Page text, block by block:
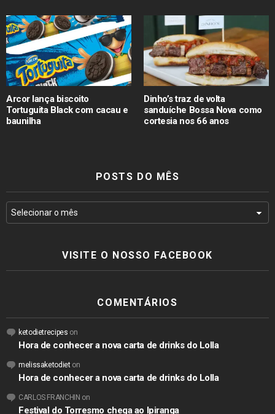
Arcor lança biscoito
Tortuguita Black com cacau e
baunilha
Dinho’s traz de volta
sanduíche Bossa Nova como
cortesia nos 66 anos
POSTS DO MÊS
VISITE O NOSSO FACEBOOK
COMENTÁRIOS
ketodietrecipes on
Hora de conhecer a nova carta de drinks do Lolla
melissaketodieton
Hora de conhecer a nova carta de drinks do Lolla
CARLOS FRANCHIN on
Festival do Torresmo chega ao Ipiranga